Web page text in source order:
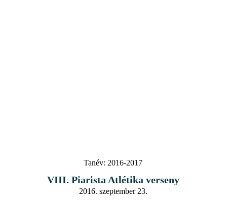
Tanév: 2016-2017
VIII. Piarista Atlétika verseny
2016. szeptember 23.